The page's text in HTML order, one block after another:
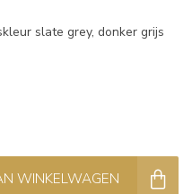
slate grey, donker grijs
WINKELWAGEN